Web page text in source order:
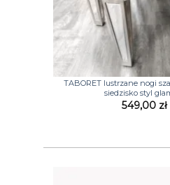
TABORET lustrzane nogi
siedzisko styl
549,00 zł